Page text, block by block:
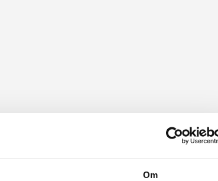
Om